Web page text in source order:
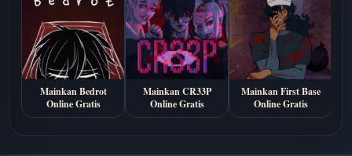
Mainkan Bedrot
Online Gratis
Mainkan CR33P
Online Gratis
Mainkan First Base
Online Gratis